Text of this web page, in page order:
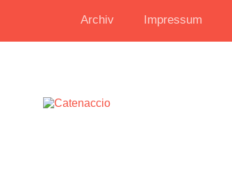
Archiv Impressum